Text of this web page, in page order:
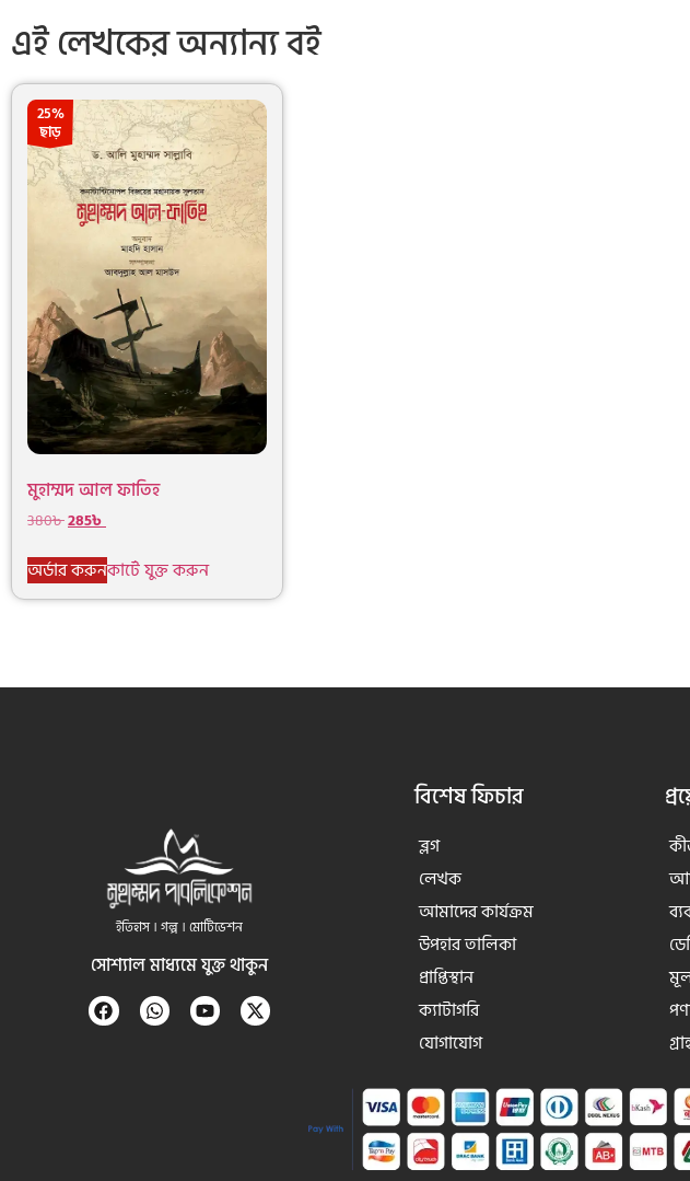
এই লেখকের অন্যান্য বই
25%
ছাড়
মুহাম্মদ আল ফাতিহ
380৳285৳
অর্ডার করুনকার্টে যুক্ত করুন
ইতিহাস । গল্প । মোটিভেশন
সোশ্যাল মাধ্যমে যুক্ত থাকুন
বিশেষ ফিচার
ব্লগ
লেখক
আমাদের কার্যক্রম
উপহার তালিকা
প্রাপ্তিস্থান
ক্যাটাগরি
যোগাযোগ